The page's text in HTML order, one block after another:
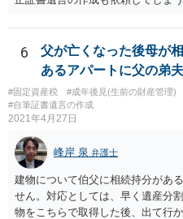
ません。 遺言執行者に就任し、遺
弁護士費用としてかかります。
筆証書遺言の存在を親族がなかっ
書を法務局に保管した場合、死亡
ることになりますので、「法務局
がなかったもの」にすることはで
がありえますが、その予防方法は
難しいです。
6
父が亡くなった後母が
あるアパートに父の弟
#固定資産税 #成年後見(生前の財産管理)
#自筆証書遺言の作成
2021年4月27日
峰岸 泉 弁護士
建物について伯父に相続持分があ
せん。対応としては、早く遺産分
物をこちらで取得した後、出て行